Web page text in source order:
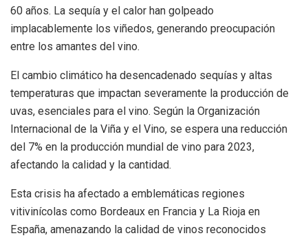
60 años. La sequía y el calor han golpeado
implacablemente los viñedos, generando preocupación
entre los amantes del vino.
El cambio climático ha desencadenado sequías y altas
temperaturas que impactan severamente la producción de
uvas, esenciales para el vino. Según la Organización
Internacional de la Viña y el Vino, se espera una reducción
del 7% en la producción mundial de vino para 2023,
afectando la calidad y la cantidad.
Esta crisis ha afectado a emblemáticas regiones
vitivinícolas como Bordeaux en Francia y La Rioja en
España, amenazando la calidad de vinos reconocidos